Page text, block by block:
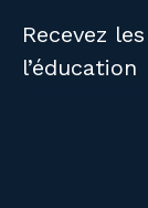
Recevez
l’éducation